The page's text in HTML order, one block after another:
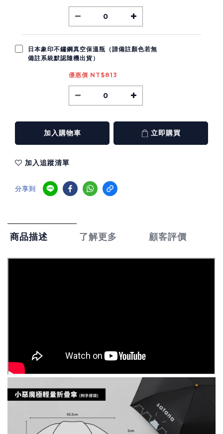
日本象印不鏽鋼真空保溫瓶（請備註顏色若無
備註系統默認隨機出貨）
優惠價 NT$813
加入購物車 立即購買
加入追蹤清單
分享到
商品描述 了解更多 顧客評價